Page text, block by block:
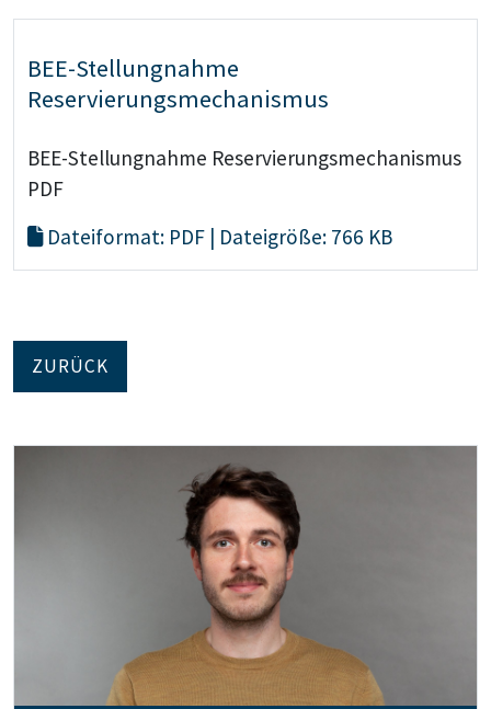
BEE-Stellungnahme
Reservierungsmechanismus
BEE-Stellungnahme Reservierungsmechanismus
PDF
Dateiformat: PDF | Dateigröße: 766 KB
ZURÜCK